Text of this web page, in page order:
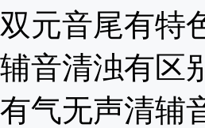
双元音尾有特
辅音清浊有区
有气无声清辅